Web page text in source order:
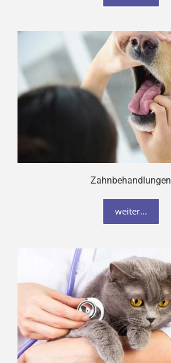
Zahnbehandlungen
weiter...